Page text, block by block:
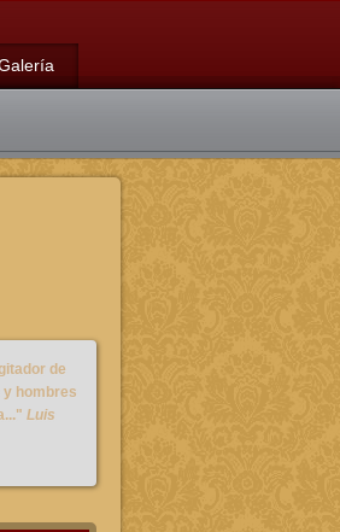
de
y hombres
Luis